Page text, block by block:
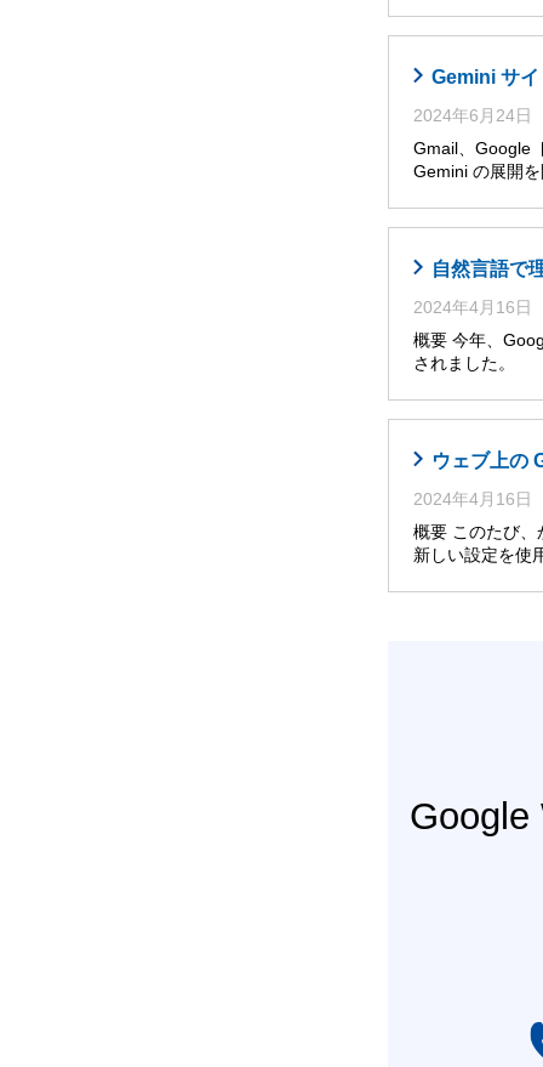
Gemini サ
2024年6月24日
Gmail、Google
Gemini の展開
自然言語で
2024年4月16日
概要 今年、
されました。
ウェブ上の
2024年4月16日
概要 このたび、
新しい設定を使
Google